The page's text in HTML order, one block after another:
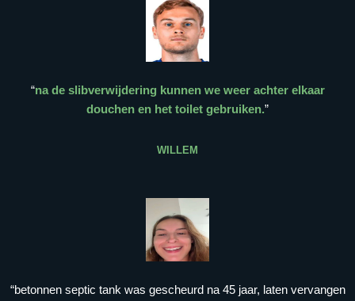
“na de slibverwijdering kunnen we weer achter elkaar
douchen en het toilet gebruiken.”
WILLEM
“betonnen septic tank was gescheurd na 45 jaar, laten vervangen